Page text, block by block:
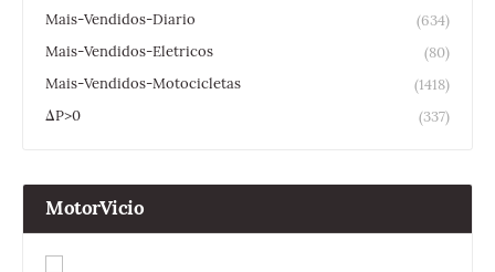
Mais-Vendidos-Diario
(634)
Mais-Vendidos-Eletricos
(80)
Mais-Vendidos-Motocicletas
(1418)
ΔP>0
(337)
MotorVicio